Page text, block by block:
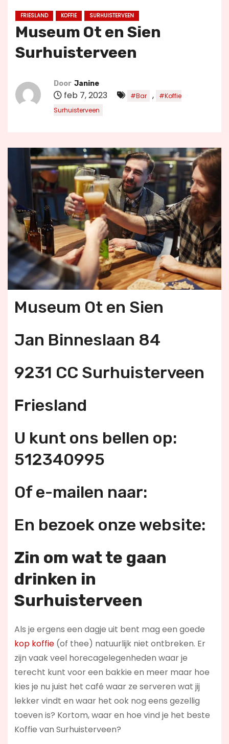
FRIESLAND KOFFIE SURHUISTERVEEN
Museum Ot en Sien
Surhuisterveen
Door Janine
feb 7, 2023 #Bar ,
#Koffie
Surhuisterveen
Museum Ot en Sien
Jan Binneslaan 84
9231 CC Surhuisterveen
Friesland
U kunt ons bellen op:
512340995
Of e-mailen naar:
En bezoek onze website:
Zin om wat te gaan
drinken in
Surhuisterveen
Als je ergens een dagje uit bent mag een goede
kop koffie(of thee) natuurlijk niet ontbreken. Er
zijn vaak veel horecagelegenheden waar je
terecht kunt voor een bakkie en meer maar hoe
kies je nu juist het café waar ze serveren wat jij
lekker vindt en waar het ook nog eens gezellig
toeven is? Kortom, waar en hoe vind je het beste
Koffie van Surhuisterveen?